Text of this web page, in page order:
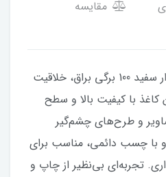
مقایسه
با کاغذ A4 پشت چسب دار سفید 100 برگی براق، خلاقیت
کاغذ با کیفیت بالا و سطح
و طرح‌های چشم‌گیر
با چسب دائمی، مناسب برای
تجربه‌ای بی‌نظیر از چاپ و